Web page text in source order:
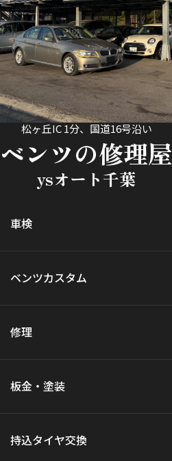
松ヶ丘IC 1分、国道16号沿い
ベンツの修理屋
ysオート千葉
車検
ベンツカスタム
修理
板金・塗装
持込タイヤ交換